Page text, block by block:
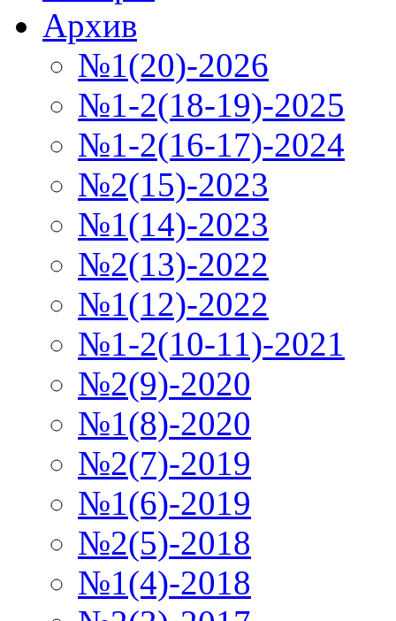
Архив
№1(20)-2026
№1-2(18-19)-2025
№1-2(16-17)-2024
№2(15)-2023
№1(14)-2023
№2(13)-2022
№1(12)-2022
№1-2(10-11)-2021
№2(9)-2020
№1(8)-2020
№2(7)-2019
№1(6)-2019
№2(5)-2018
№1(4)-2018